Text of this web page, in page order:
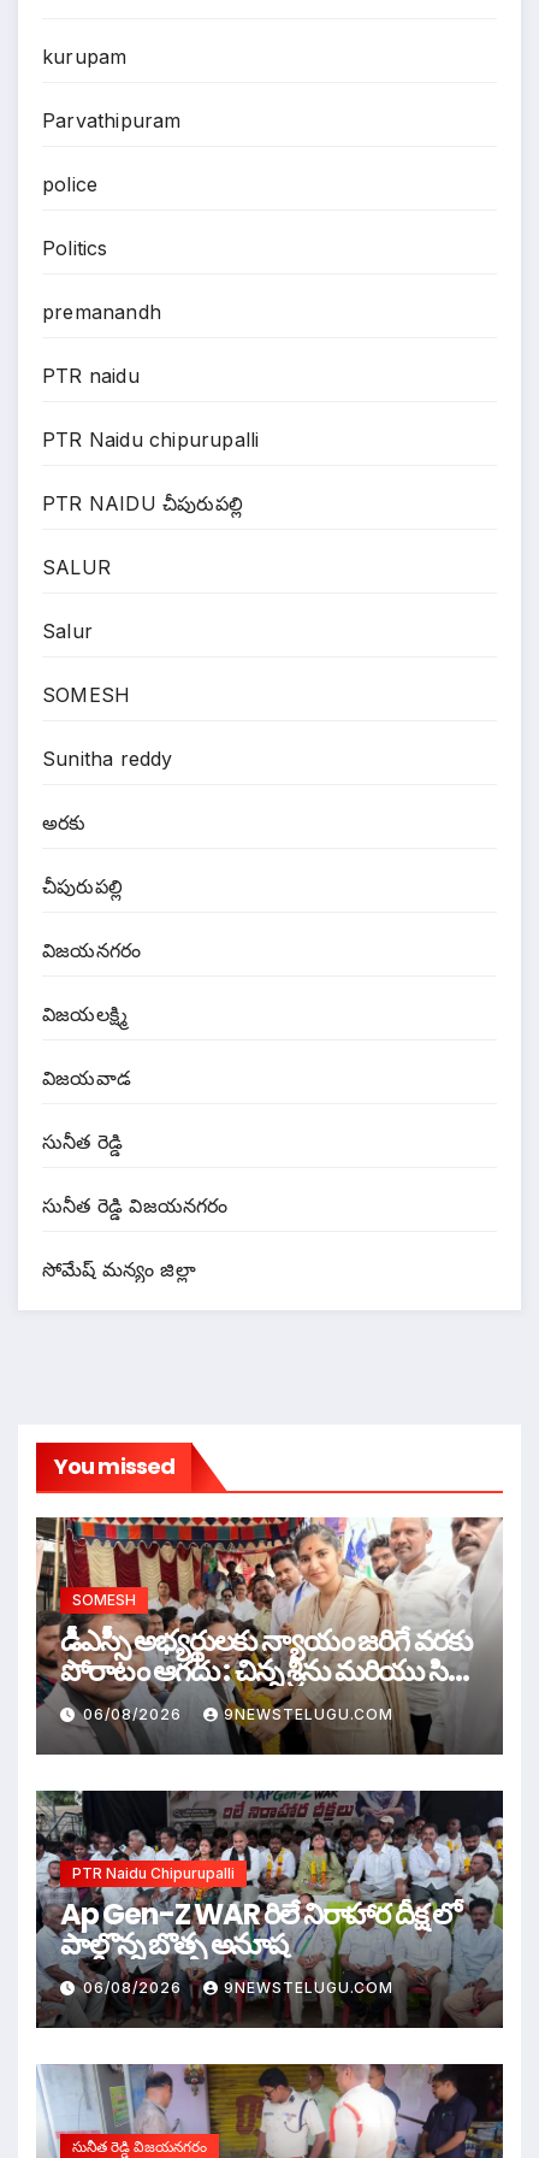
kurupam
Parvathipuram
police
Politics
premanandh
PTR naidu
PTR Naidu chipurupalli
PTR NAIDU చీపురుపల్లి
SALUR
Salur
SOMESH
Sunitha reddy
అరకు
చీపురుపల్లి
విజయనగరం
విజయలక్ష్మి
విజయవాడ
సునీత రెడ్డి
సునీత రెడ్డి విజయనగరం
సోమేష్ మన్యం జిల్లా
You missed
SOMESH
డీఎస్సీ అభ్యర్థులకు న్యాయం జరిగే వరకు
పోరాటం ఆగదు : చిన్న శ్రీను మరియు సిరి
సహస్ర
06/08/2026 9NEWSTELUGU.COM
PTR Naidu Chipurupalli
Ap Gen-Z WAR రిలే నిరాహార దీక్ష లో
పాల్గొన్న బొత్స అనూష
06/08/2026 9NEWSTELUGU.COM
సునీత రెడ్డి విజయనగరం